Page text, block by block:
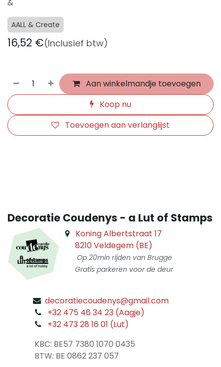
&
AALL & Create
16,52 €(Inclusief btw)
Aan winkelmandje toevoegen
Koop nu
Toevoegen aan verlanglijst
Decoratie Coudenys - a Lut of Stamps
Koning Albertstraat 17
8210 Veldegem (BE)
Op 20min rijden van Brugge
Gratis parkeren voor de deur
decoratiecoudenys@gmail.com
+32 475 46 34 23 (Aagje)
+32 473 28 16 01 (Lut)
KBC: BE57 7380 1070 0435
​ BTW: BE 0862 237 057